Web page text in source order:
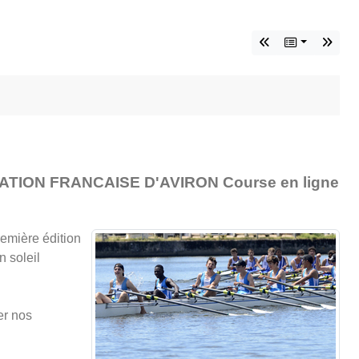
FRANCAISE D'AVIRON Course en ligne
édition
soleil
nos